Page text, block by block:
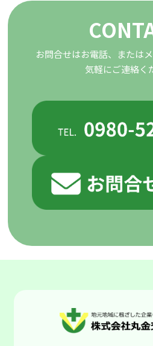
お問合せはお電話、または
気軽にご連絡く